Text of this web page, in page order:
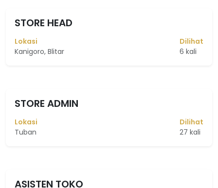
STORE HEAD
Lokasi
Kanigoro, Blitar
Dilihat
6 kali
STORE ADMIN
Lokasi
Tuban
Dilihat
27 kali
ASISTEN TOKO